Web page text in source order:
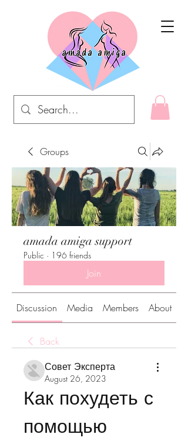
Groups
amada amiga support
Public · 196 friends
Join
Discussion Media Members About
Back
Совет Эксперта
August 26, 2023
Как похудеть с
помощью